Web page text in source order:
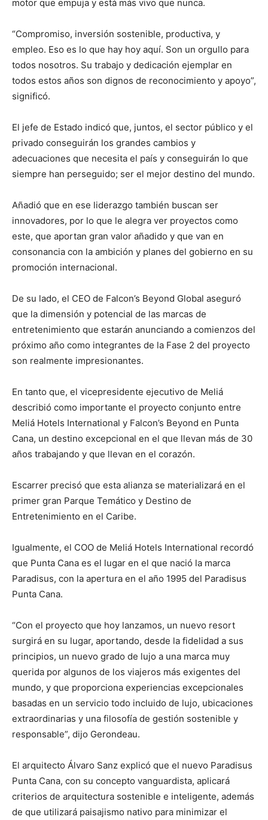
motor que empuja y está más vivo que nunca.
“Compromiso, inversión sostenible, productiva, y
empleo. Eso es lo que hay hoy aquí. Son un orgullo para
todos nosotros. Su trabajo y dedicación ejemplar en
todos estos años son dignos de reconocimiento y apoyo”,
significó.
El jefe de Estado indicó que, juntos, el sector público y el
privado conseguirán los grandes cambios y
adecuaciones que necesita el país y conseguirán lo que
siempre han perseguido; ser el mejor destino del mundo.
Añadió que en ese liderazgo también buscan ser
innovadores, por lo que le alegra ver proyectos como
este, que aportan gran valor añadido y que van en
consonancia con la ambición y planes del gobierno en su
promoción internacional.
De su lado, el CEO de Falcon’s Beyond Global aseguró
que la dimensión y potencial de las marcas de
entretenimiento que estarán anunciando a comienzos del
próximo año como integrantes de la Fase 2 del proyecto
son realmente impresionantes.
En tanto que, el vicepresidente ejecutivo de Meliá
describió como importante el proyecto conjunto entre
Meliá Hotels International y Falcon’s Beyond en Punta
Cana, un destino excepcional en el que llevan más de 30
años trabajando y que llevan en el corazón.
Escarrer precisó que esta alianza se materializará en el
primer gran Parque Temático y Destino de
Entretenimiento en el Caribe.
Igualmente, el COO de Meliá Hotels International recordó
que Punta Cana es el lugar en el que nació la marca
Paradisus, con la apertura en el año 1995 del Paradisus
Punta Cana.
“Con el proyecto que hoy lanzamos, un nuevo resort
surgirá en su lugar, aportando, desde la fidelidad a sus
principios, un nuevo grado de lujo a una marca muy
querida por algunos de los viajeros más exigentes del
mundo, y que proporciona experiencias excepcionales
basadas en un servicio todo incluido de lujo, ubicaciones
extraordinarias y una filosofía de gestión sostenible y
responsable”, dijo Gerondeau.
El arquitecto Álvaro Sanz explicó que el nuevo Paradisus
Punta Cana, con su concepto vanguardista, aplicará
criterios de arquitectura sostenible e inteligente, además
de que utilizará paisajismo nativo para minimizar el